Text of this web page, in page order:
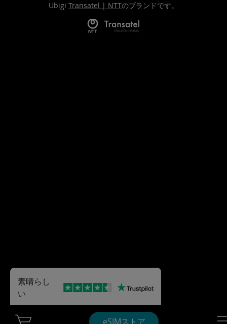
eSIMストア
Ubigi Transatel | NTTのブランドです。
素晴らし
い